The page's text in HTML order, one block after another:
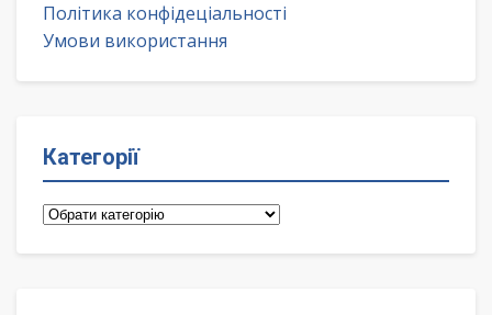
Політика конфідеціальності
Умови використання
Категорії
Категорії